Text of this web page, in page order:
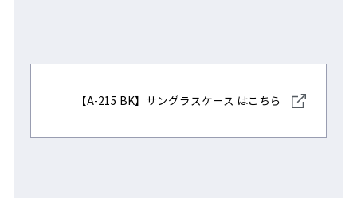
【A-215 BK】サングラスケース はこちら